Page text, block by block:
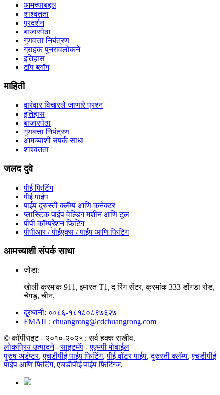
आमच्याबद्दल
शाश्वतता
प्रदर्शन
बाजारपेठा
गुणवत्ता नियंत्रण
ग्राहक पुनरावलोकने
इतिहास
टॉप ब्लॉग
माहिती
वारंवार विचारले जाणारे प्रश्न
इतिहास
बाजारपेठा
गुणवत्ता नियंत्रण
आमच्याशी संपर्क साधा
शाश्वतता
जलद दुवे
पीई फिटिंग
पीई पाईप
पाईप दुरुस्ती क्लॅम्प आणि कनेक्टर
प्लास्टिक पाईप वेल्डिंग मशीन आणि टूल
पीपी कॉम्प्रेशन फिटिंग
पीपीआर / पीईएक्स / पाईप आणि फिटिंग
आमच्याशी संपर्क साधा
जोडा:
खोली क्रमांक 911, इमारत T1, द रिंग सेंटर, क्रमांक 333 डोंगडा रोड,
चेंगडू, चीन.
दूरध्वनी: ००८६-१८१८०८९७६२७
EMAIL: chuangrong@cdchuangrong.com
© कॉपीराइट - २०१०-२०२५ : सर्व हक्क राखीव.
लोकप्रिय उत्पादने-साइटमॅप -एएमपी मोबाईल
पुरुष अडॅप्टर,एचडीपीई पाईप फिटिंग,पीई वॉटर पाईप,दुरुस्ती क्लॅम्प,एचडीपीई
पाईप आणि फिटिंग,एचडीपीई पाईप फिटिंग्ज,